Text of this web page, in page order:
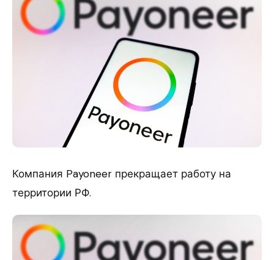
Компания Payoneer прекращает работу на
территории РФ.